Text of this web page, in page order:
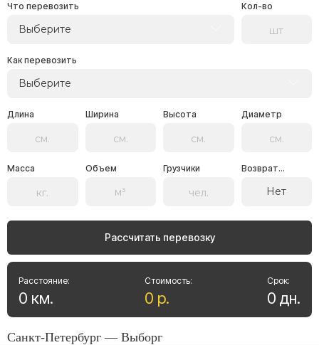
Что перевозить
Выберите
Кол-во
Как перевозить
Выберите
Длина Ширина Высота Диаметр
Масса Объем Грузчики Возврат...
Нет
Рассчитать перевозку
Стоимость:
0 р.
Расстояние:
0 км.
Срок:
0 дн.
Санкт-Петербург — Выборг